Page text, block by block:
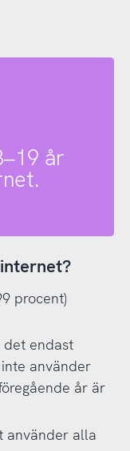
år
procent)
det endast
använder
år är
använder alla